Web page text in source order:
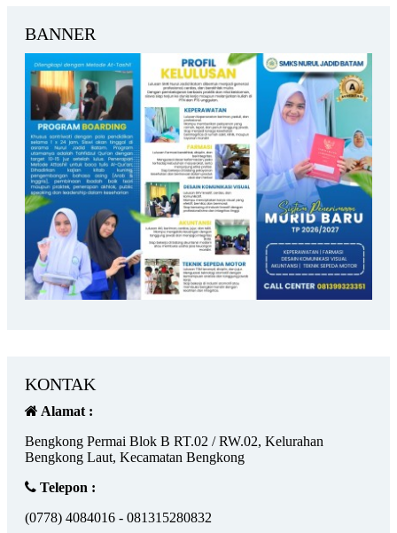
BANNER
KONTAK
Alamat :
Bengkong Permai Blok B RT.02 / RW.02, Kelurahan
Bengkong Laut, Kecamatan Bengkong
Telepon :
(0778) 4084016 - 081315280832